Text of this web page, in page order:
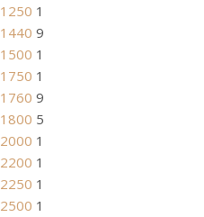
1250 1
1440 9
1500 1
1750 1
1760 9
1800 5
2000 1
2200 1
2250 1
2500 1